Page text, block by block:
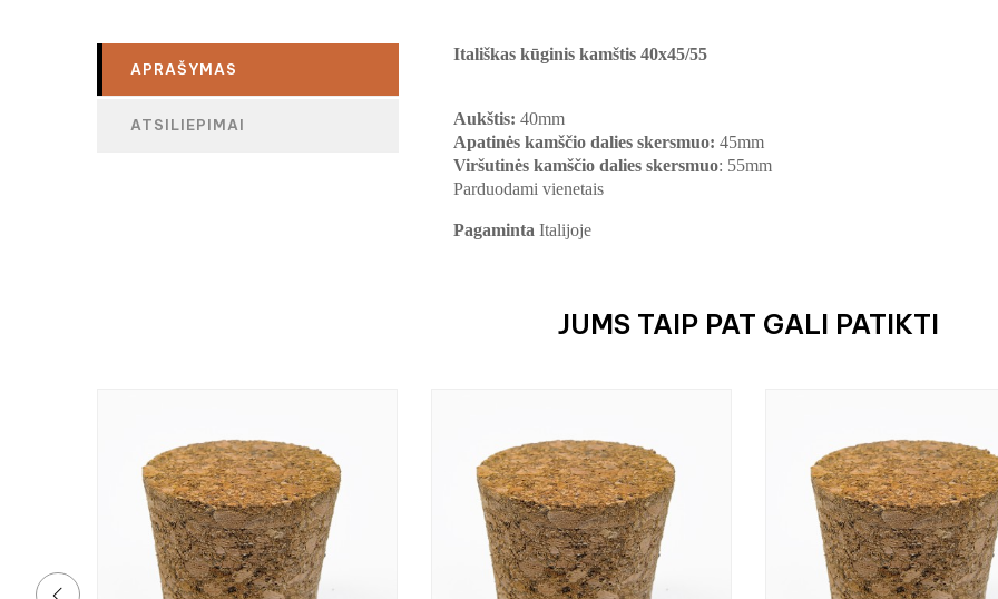
APRAŠYMAS
ATSILIEPIMAI
Itališkas kūginis kamštis 40x45/55
Aukštis: 40mm
Apatinės kamščio dalies skersmuo: 45mm
Viršutinės kamščio dalies skersmuo: 55mm
Parduodami vienetais
Pagaminta Italijoje
JUMS TAIP PAT GALI PATIKTI